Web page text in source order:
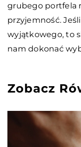
grubego portfela
przyjemność.
wyjątkowego, to
nam dokonać
Zobacz